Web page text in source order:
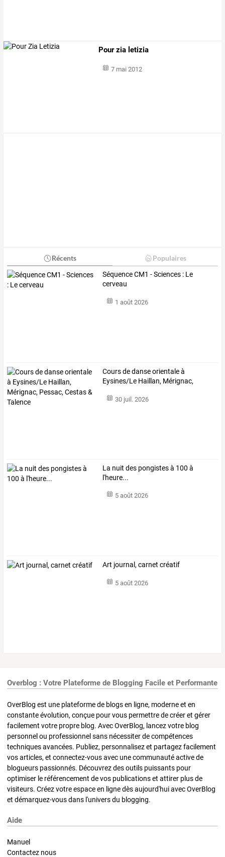
Pour zia letizia
7 mai 2012
Récents Populaires
Séquence CM1 - Sciences : Le
cerveau
1 août 2026
Coursdedanseorientaleà
Eysines/Le Haillan, Mérignac,
30 juil. 2026
La nuit des pongistes à 100 à
l'heure...
5 août 2026
Art journal, carnet créatif
5 août 2026
Overblog : Votre Plateforme de Blogging Facile et Performante
OverBlog est une plateforme de blogs en ligne, moderne et en
constante évolution, conçue pour vous permettre de créer et gérer
facilement votre propre blog. Avec OverBlog, lancez votre blog
personnel ou professionnel sans nécessiter de compétences
techniques avancées. Publiez, personnalisez et partagez facilement
vos articles, et connectez-vous avec une communauté active de
blogueurs passionnés. Découvrez des outils puissants pour
optimiser le référencement de vos publications et attirer plus de
visiteurs. Créez votre espace en ligne dès aujourd'hui avec OverBlog
et démarquez-vous dans l'univers du blogging.
Aide
Manuel
Contactez nous